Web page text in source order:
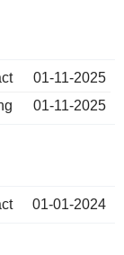
01-11-2025
01-11-2025
01-01-2024